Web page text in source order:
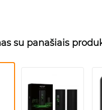
su panašiais